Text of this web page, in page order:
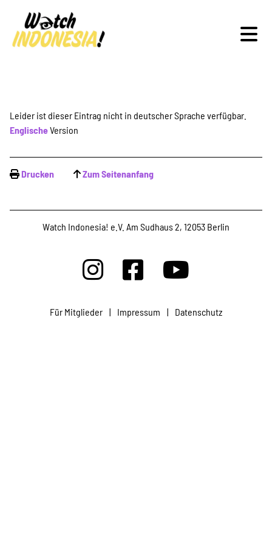
Schwerpunkte
Veranstaltungen
Publikationen
Projekte
Leider ist dieser Eintrag nicht in deutscher Sprache verfügbar.
EnglischeVersion
Drucken Zum Seitenanfang
Watch Indonesia! e.V. Am Sudhaus 2, 12053 Berlin
Für Mitglieder | Impressum | Datenschutz